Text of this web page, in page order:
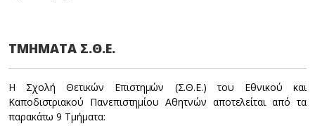
ΤΜΗΜΑΤΑ Σ.Θ.Ε.
Η Σχολή Θετικών Επιστημών (Σ.Θ.Ε.) του Εθνικού και
Καποδιστριακού Πανεπιστημίου Αθητνών αποτελείται από τα
παρακάτω 9 Τμήματα: